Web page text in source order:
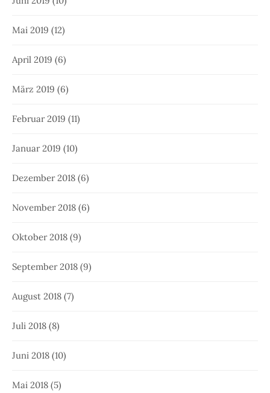
Mai 2019 (12)
April 2019 (6)
März 2019 (6)
Februar 2019 (11)
Januar 2019 (10)
Dezember 2018 (6)
November 2018 (6)
Oktober 2018 (9)
September 2018 (9)
August 2018 (7)
Juli 2018 (8)
Juni 2018 (10)
Mai 2018 (5)